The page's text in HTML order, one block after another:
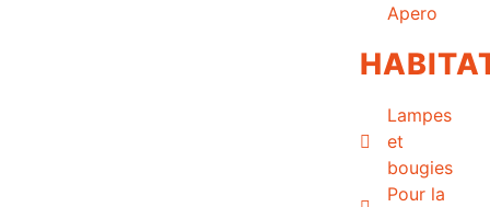
Apero
Lampes
et
bougies
Pour la